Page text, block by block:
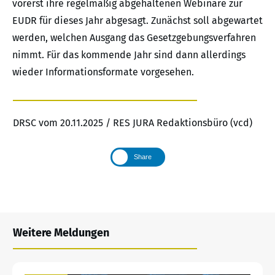
vorerst ihre regelmäßig abgehaltenen Webinare zur
EUDR für dieses Jahr abgesagt. Zunächst soll abgewartet
werden, welchen Ausgang das Gesetzgebungsverfahren
nimmt. Für das kommende Jahr sind dann allerdings
wieder Informationsformate vorgesehen.
DRSC vom 20.11.2025 / RES JURA Redaktionsbüro (vcd)
Share
Weitere Meldungen